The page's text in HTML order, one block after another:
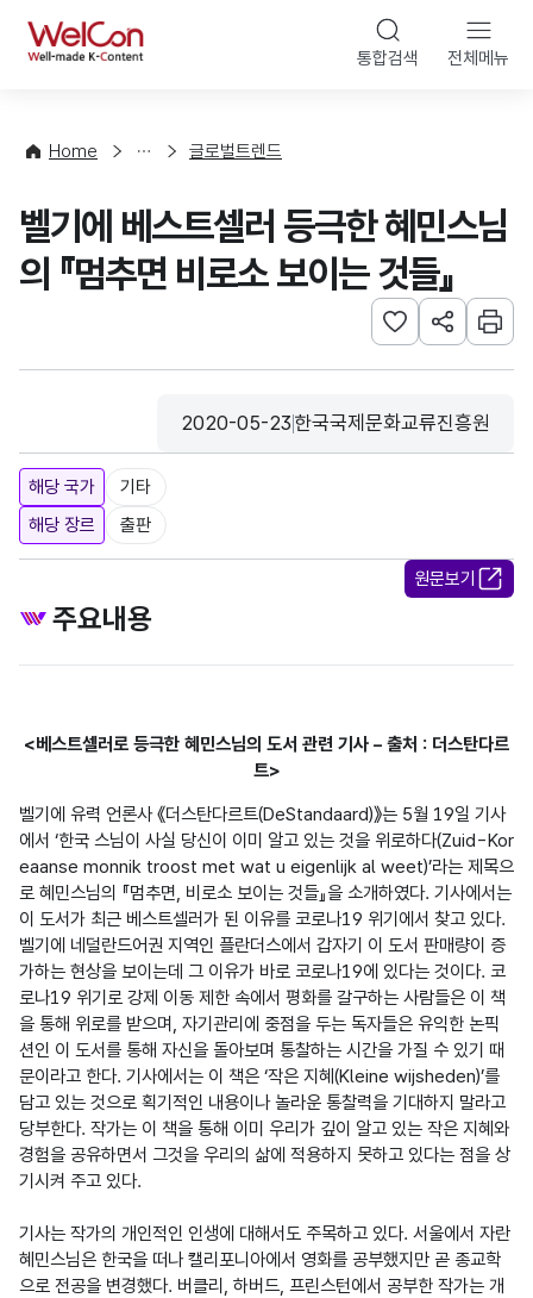
WelCon 통합검색 전체메뉴
Home
향
계
글로벌트렌드
벨기에 베스트셀러 등극한 혜민스님
의 『멈추면 비로소 보이는 것들』
관심사 등록하기
URL 공유하
인쇄
등록일
2020-05-23
수집기관
한국국제문화교류진흥원
해당 국가
기타
해당 장르
출판
원문보기
주요내용
<베스트셀러로 등극한 혜민스님의 도서 관련 기사 – 출처 : 더스탄다르
트>
벨기에 유력 언론사 《더스탄다르트(DeStandaard)》는 5월 19일 기사
에서 ‘한국 스님이 사실 당신이 이미 알고 있는 것을 위로하다(Zuid-Kor
eaanse monnik troost met wat u eigenlijk al weet)’라는 제목으
로 혜민스님의 『멈추면, 비로소 보이는 것들』을 소개하였다. 기사에서는
이 도서가 최근 베스트셀러가 된 이유를 코로나19 위기에서 찾고 있다.
벨기에 네덜란드어권 지역인 플란더스에서 갑자기 이 도서 판매량이 증
가하는 현상을 보이는데 그 이유가 바로 코로나19에 있다는 것이다. 코
로나19 위기로 강제 이동 제한 속에서 평화를 갈구하는 사람들은 이 책
을 통해 위로를 받으며, 자기관리에 중점을 두는 독자들은 유익한 논픽
션인 이 도서를 통해 자신을 돌아보며 통찰하는 시간을 가질 수 있기 때
문이라고 한다. 기사에서는 이 책은 ‘작은 지혜(Kleine wijsheden)’를
담고 있는 것으로 획기적인 내용이나 놀라운 통찰력을 기대하지 말라고
당부한다. 작가는 이 책을 통해 이미 우리가 깊이 알고 있는 작은 지혜와
경험을 공유하면서 그것을 우리의 삶에 적용하지 못하고 있다는 점을 상
기시켜 주고 있다.
기사는 작가의 개인적인 인생에 대해서도 주목하고 있다. 서울에서 자란
혜민스님은 한국을 떠나 캘리포니아에서 영화를 공부했지만 곧 종교학
으로 전공을 변경했다. 버클리, 하버드, 프린스턴에서 공부한 작가는 개